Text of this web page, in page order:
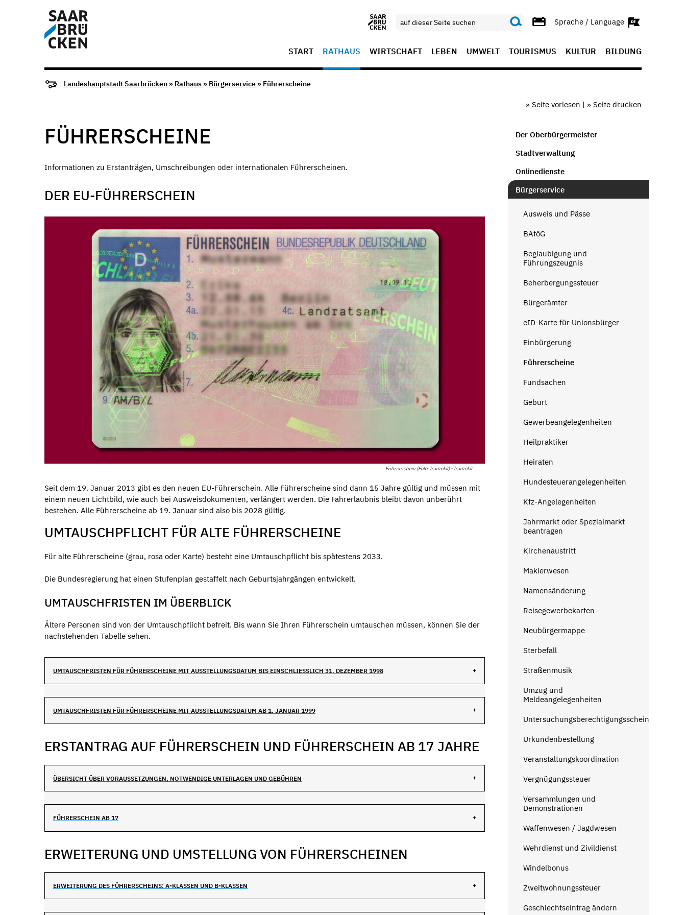
Sprache / Language
START RATHAUS WIRTSCHAFT LEBEN UMWELT TOURISMUS KULTUR BILDUNG
Landeshauptstadt Saarbrücken » Rathaus » Bürgerservice » Führerscheine
» Seite vorlesen | » Seite drucken
FÜHRERSCHEINE
Informationen zu Erstanträgen, Umschreibungen oder internationalen Führerscheinen.
DER EU-FÜHRERSCHEIN
Führerschein (Foto: framekit) - framekit
Seit dem 19. Januar 2013 gibt es den neuen EU-Führerschein. Alle Führerscheine sind dann 15 Jahre gültig und müssen mit
einem neuen Lichtbild, wie auch bei Ausweisdokumenten, verlängert werden. Die Fahrerlaubnis bleibt davon unberührt
bestehen. Alle Führerscheine ab 19. Januar sind also bis 2028 gültig.
UMTAUSCHPFLICHT FÜR ALTE FÜHRERSCHEINE
Für alte Führerscheine (grau, rosa oder Karte) besteht eine Umtauschpflicht bis spätestens 2033.
Die Bundesregierung hat einen Stufenplan gestaffelt nach Geburtsjahrgängen entwickelt.
UMTAUSCHFRISTEN IM ÜBERBLICK
Ältere Personen sind von der Umtauschpflicht befreit. Bis wann Sie Ihren Führerschein umtauschen müssen, können Sie der
nachstehenden Tabelle sehen.
UMTAUSCHFRISTEN FÜR FÜHRERSCHEINE MIT AUSSTELLUNGSDATUM BIS EINSCHLIESSLICH 31. DEZEMBER 1998
UMTAUSCHFRISTEN FÜR FÜHRERSCHEINE MIT AUSSTELLUNGSDATUM AB 1. JANUAR 1999
ERSTANTRAG AUF FÜHRERSCHEIN UND FÜHRERSCHEIN AB 17 JAHRE
ÜBERSICHT ÜBER VORAUSSETZUNGEN, NOTWENDIGE UNTERLAGEN UND GEBÜHREN
FÜHRERSCHEIN AB 17
ERWEITERUNG UND UMSTELLUNG VON FÜHRERSCHEINEN
ERWEITERUNG DES FÜHRERSCHEINS: A-KLASSEN UND B-KLASSEN
Der Oberbürgermeister
Stadtverwaltung
Onlinedienste
Bürgerservice
Ausweis und Pässe
BAföG
Beglaubigung und
Führungszeugnis
Beherbergungssteuer
Bürgerämter
eID-Karte für Unionsbürger
Einbürgerung
Führerscheine
Fundsachen
Geburt
Gewerbeangelegenheiten
Heilpraktiker
Heiraten
Hundesteuerangelegenheiten
Kfz-Angelegenheiten
Jahrmarkt oder Spezialmarkt
beantragen
Kirchenaustritt
Maklerwesen
Namensänderung
Reisegewerbekarten
Neubürgermappe
Sterbefall
Straßenmusik
Umzug und
Meldeangelegenheiten
Untersuchungsberechtigungsschein
Urkundenbestellung
Veranstaltungskoordination
Vergnügungssteuer
Versammlungen und
Demonstrationen
Waffenwesen / Jagdwesen
Wehrdienst und Zivildienst
Windelbonus
Zweitwohnungssteuer
Geschlechtseintrag ändern